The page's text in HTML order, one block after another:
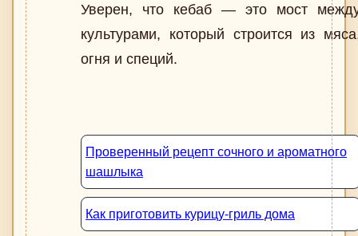
Уверен, что кебаб — это мост
культурами, который строится из
огня и специй.
Проверенный рецепт сочного и ароматного
шашлыка
Как приготовить курицу-гриль дома